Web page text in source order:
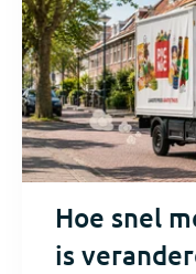
Hoe snel
is